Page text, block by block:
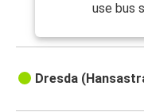
use bus
Dresda